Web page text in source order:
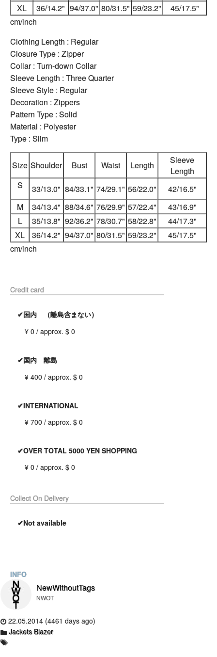
XL
36/14.2" 94/37.0" 80/31.5" 59/23.2"
45/17.5"
cm/inch
Clothing Length : Regular
Closure Type : Zipper
Collar : Turn-down Collar
Sleeve Length : Three Quarter
Sleeve Style : Regular
Decoration : Zippers
Pattern Type : Solid
Material : Polyester
Type : Slim
Size Shoulder Bust Waist Length
Sleeve
Length
S
33/13.0" 84/33.1" 74/29.1" 56/22.0"
42/16.5"
M
34/13.4" 88/34.6" 76/29.9" 57/22.4"
43/16.9"
L
35/13.8" 92/36.2" 78/30.7" 58/22.8"
44/17.3"
XL
36/14.2" 94/37.0" 80/31.5" 59/23.2"
45/17.5"
cm/inch
Credit card
✔国内 （離島含まない）
¥ 0 / approx. $ 0
✔国内 離島
¥ 400 / approx. $ 0
✔INTERNATIONAL
¥ 700 / approx. $ 0
✔OVER TOTAL 5000 YEN SHOPPING
¥ 0 / approx. $ 0
Collect On Delivery
✔Not available
INFO
NewWithoutTags
NWOT
22.05.2014 (4461 days ago)
Jackets Blazer